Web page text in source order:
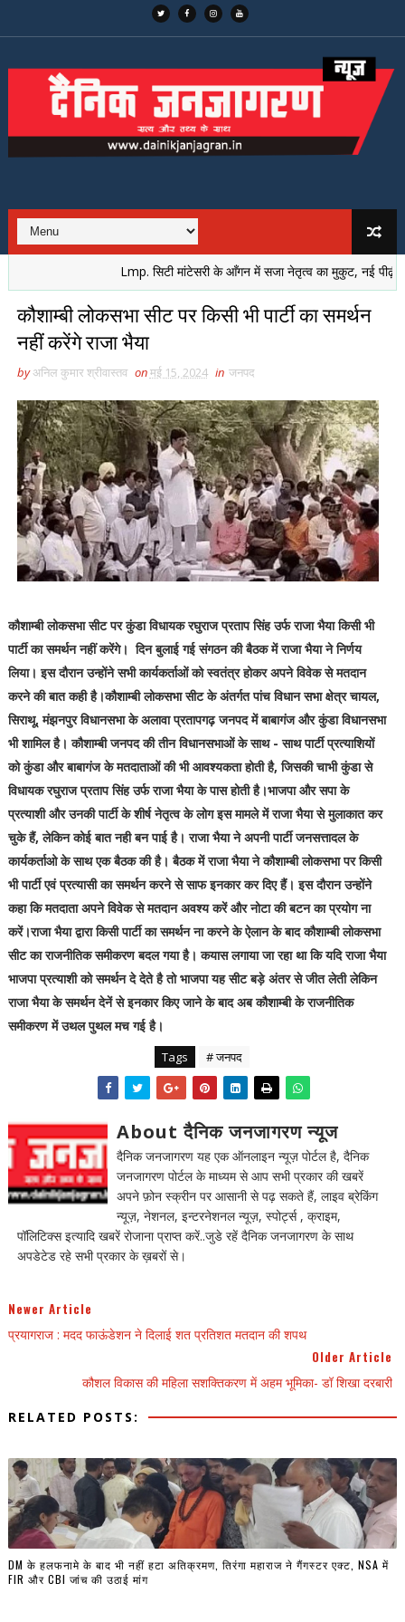
Lmp. सिटी मांटेसरी के आँगन में सजा नेतृत्व का मुकुट, नई पीढ़ी ने
कौशाम्बी लोकसभा सीट पर किसी भी पार्टी का समर्थन
नहीं करेंगे राजा भैया
byअनिल कुमार श्रीवास्तव onमई 15, 2024 in जनपद
कौशाम्बी लोकसभा सीट पर कुंडा विधायक रघुराज प्रताप सिंह उर्फ राजा भैया किसी भी
पार्टी का समर्थन नहीं करेंगे। दिन बुलाई गई संगठन की बैठक में राजा भैया ने निर्णय
लिया। इस दौरान उन्होंने सभी कार्यकर्ताओं को स्वतंत्र होकर अपने विवेक से मतदान
करने की बात कही है।कौशाम्बी लोकसभा सीट के अंतर्गत पांच विधान सभा क्षेत्र चायल,
सिराथू, मंझनपुर विधानसभा के अलावा प्रतापगढ़ जनपद में बाबागंज और कुंडा विधानसभा
भी शामिल है। कौशाम्बी जनपद की तीन विधानसभाओं के साथ - साथ पार्टी प्रत्याशियों
को कुंडा और बाबागंज के मतदाताओं की भी आवश्यकता होती है, जिसकी चाभी कुंडा से
विधायक रघुराज प्रताप सिंह उर्फ राजा भैया के पास होती है।भाजपा और सपा के
प्रत्याशी और उनकी पार्टी के शीर्ष नेतृत्व के लोग इस मामले में राजा भैया से मुलाकात कर
चुके हैं, लेकिन कोई बात नही बन पाई है। राजा भैया ने अपनी पार्टी जनसत्तादल के
कार्यकर्ताओ के साथ एक बैठक की है। बैठक में राजा भैया ने कौशाम्बी लोकसभा पर किसी
भी पार्टी एवं प्रत्यासी का समर्थन करने से साफ इनकार कर दिए हैं। इस दौरान उन्होंने
कहा कि मतदाता अपने विवेक से मतदान अवश्य करें और नोटा की बटन का प्रयोग ना
करें।राजा भैया द्वारा किसी पार्टी का समर्थन ना करने के ऐलान के बाद कौशाम्बी लोकसभा
सीट का राजनीतिक समीकरण बदल गया है। कयास लगाया जा रहा था कि यदि राजा भैया
भाजपा प्रत्याशी को समर्थन दे देते है तो भाजपा यह सीट बड़े अंतर से जीत लेती लेकिन
राजा भैया के समर्थन देनें से इनकार किए जाने के बाद अब कौशाम्बी के राजनीतिक
समीकरण में उथल पुथल मच गई है।
Tags # जनपद
About दैनिक जनजागरण न्यूज
दैनिक जनजागरण यह एक ऑनलाइन न्यूज़ पोर्टल है, दैनिक
जनजागरण पोर्टल के माध्यम से आप सभी प्रकार की खबरें
अपने फ़ोन स्क्रीन पर आसानी से पढ़ सकते हैं, लाइव ब्रेकिंग
न्यूज़, नेशनल, इन्टरनेशनल न्यूज़, स्पोर्ट्स , क्राइम,
पॉलिटिक्स इत्यादि खबरें रोजाना प्राप्त करें..जुडे रहें दैनिक जनजागरण के साथ
अपडेटेड रहे सभी प्रकार के ख़बरों से।
Newer Article
प्रयागराज : मदद फाऊंडेशन ने दिलाई शत प्रतिशत मतदान की शपथ
Older Article
कौशल विकास की महिला सशक्तिकरण में अहम भूमिका- डॉ शिखा दरबारी
RELATED POSTS:
DM के हलफनामे के बाद भी नहीं हटा अतिक्रमण, तिरंगा महाराज ने गैंगस्टर एक्ट, NSA में
FIR और CBI जांच की उठाई मांग